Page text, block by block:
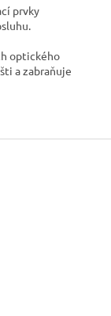
prvky
optického
a zabraňuje